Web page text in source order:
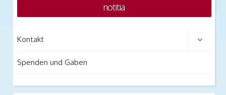
notitia
Kontakt
Spenden und Gaben